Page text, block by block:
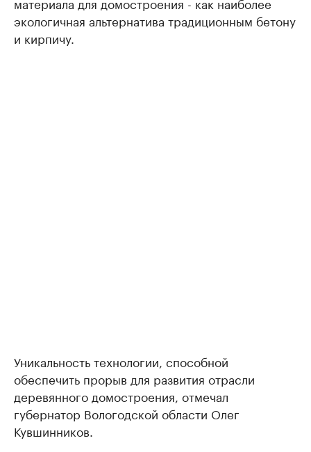
экологичная альтернатива традиционным бетону
и кирпичу.
Уникальность технологии, способной
обеспечить прорыв для развития отрасли
деревянного домостроения, отмечал
губернатор Вологодской области Олег
Кувшинников.